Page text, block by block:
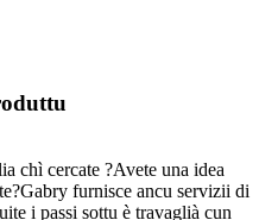
chì cercate ?Avete una idea
furnisce ancu servizii di
i passi sottu è travaglià cun